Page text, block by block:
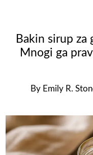
Bakin sirup za
Mnogi ga
By Emily R.